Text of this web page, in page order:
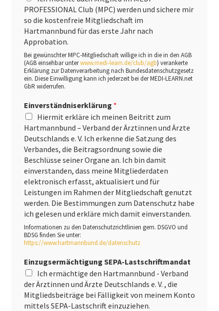
PROFESSIONAL Club (MPC) werden und sichere mir
so die kostenfreie Mitgliedschaft im
Hartmannbund für das erste Jahr nach
Approbation.
Bei gewünschter MPC-Mitgliedschaft willige ich in die in den AGB
(AGB einsehbar unterwww.medi-learn.de/club/agb) verankerte
Erklärung zur Datenverarbeitung nach Bundesdatenschutzgesetz
ein. Diese Einwilligung kann ich jederzeit bei der MEDI-LEARN.net
GbR widerrufen.
Einverständniserklärung *
Hiermit erkläre ich meinen Beitritt zum
Hartmannbund – Verband der Ärztinnen und Ärzte
Deutschlands e. V. Ich erkenne die Satzung des
Verbandes, die Beitragsordnung sowie die
Beschlüsse seiner Organe an. Ich bin damit
einverstanden, dass meine Mitgliederdaten
elektronisch erfasst, aktualisiert und für
Leistungen im Rahmen der Mitgliedschaft genutzt
werden. Die Bestimmungen zum Datenschutz habe
ich gelesen und erkläre mich damit einverstanden.
Informationen zu den Datenschutzrichtlinien gem. DSGVO und
BDSG finden Sie unter:
https://www.hartmannbund.de/datenschutz
Einzugsermächtigung SEPA-Lastschriftmandat
Ich ermächtige den Hartmannbund - Verband
der Ärztinnen und Ärzte Deutschlands e. V. , die
Mitgliedsbeiträge bei Fälligkeit von meinem Konto
mittels SEPA-Lastschrift einzuziehen.